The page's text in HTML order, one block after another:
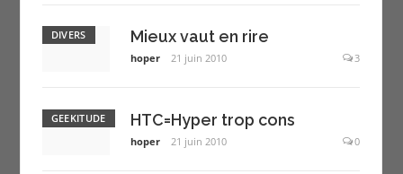
DIVERS Mieux vaut en rire
hoper 21 juin 2010 3
GEEKITUDE HTC=Hyper trop cons
hoper 21 juin 2010 0